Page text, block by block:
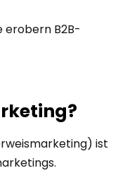
erobern B2B-
ist